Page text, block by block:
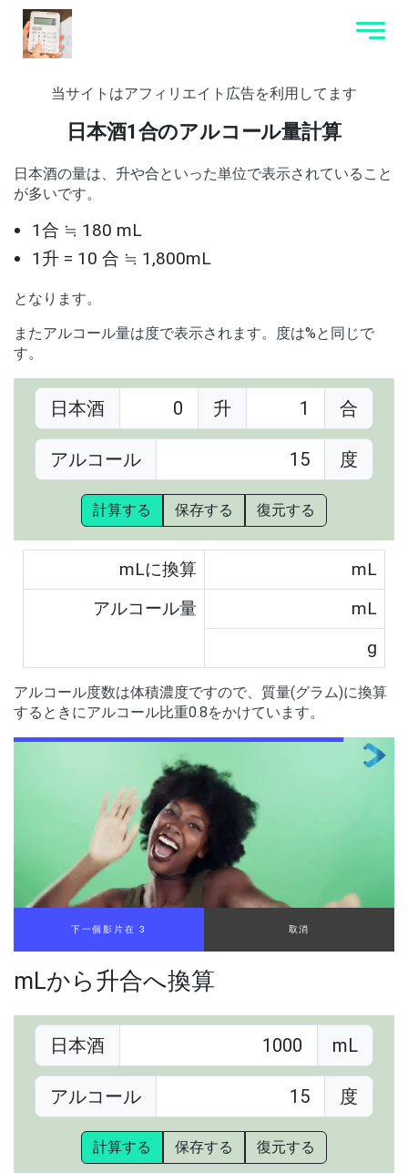
当サイトはアフィリエイト広告を利用してます
日本酒1合のアルコール量計算
日本酒の量は、升や合といった単位で表示されていること
が多いです。
1合 ≒ 180 mL
1升 = 10 合 ≒ 1,800mL
となります。
またアルコール量は度で表示されます。度は%と同じで
す。
日本酒 升 合
アルコール 度
計算する 保存する 復元する
mLに換算
mL
アルコール量
mL
g
アルコール度数は体積濃度ですので、質量(グラム)に換算
するときにアルコール比重0.8をかけています。
下一個影片在 2 取消
mLから升合へ換算
日本酒 mL
アルコール 度
計算する 保存する 復元する